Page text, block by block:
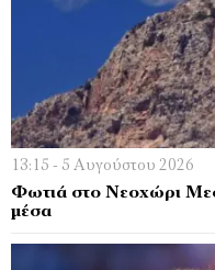
13:15 - 5 Αυγούστου 2026
Φωτιά στο Νεοχώρι
μέσα